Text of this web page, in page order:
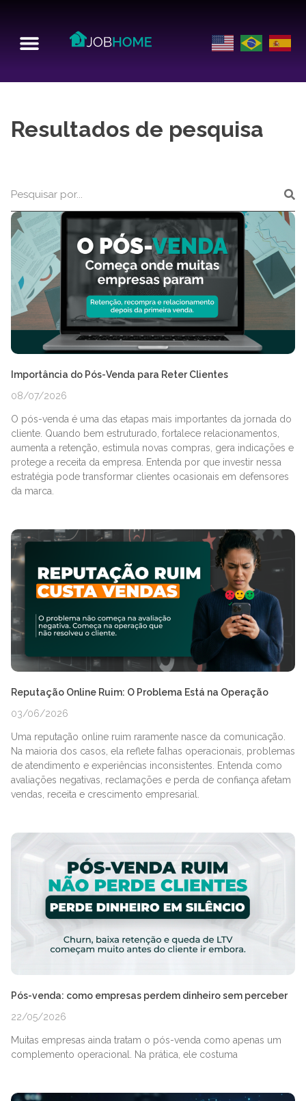
Resultados de pesquisa
Importância do Pós-Venda para Reter Clientes
08/07/2026
O pós-venda é uma das etapas mais importantes da jornada do
cliente. Quando bem estruturado, fortalece relacionamentos,
aumenta a retenção, estimula novas compras, gera indicações e
protege a receita da empresa. Entenda por que investir nessa
estratégia pode transformar clientes ocasionais em defensores
da marca.
Reputação Online Ruim: O Problema Está na Operação
03/06/2026
Uma reputação online ruim raramente nasce da comunicação.
Na maioria dos casos, ela reflete falhas operacionais, problemas
de atendimento e experiências inconsistentes. Entenda como
avaliações negativas, reclamações e perda de confiança afetam
vendas, receita e crescimento empresarial.
Pós-venda: como empresas perdem dinheiro sem perceber
22/05/2026
Muitas empresas ainda tratam o pós-venda como apenas um
complemento operacional. Na prática, ele costuma